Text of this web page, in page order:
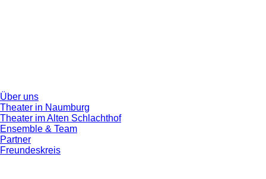
Über uns
Theater in Naumburg
Theater im Alten Schlachthof
Ensemble & Team
Partner
Freundeskreis